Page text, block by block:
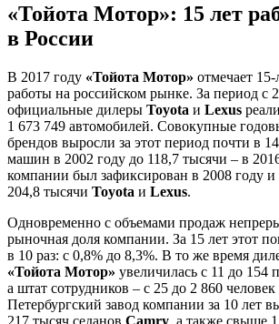
«Тойота Мотор»: 15 лет
в России
В 2017 году «Тойота Мотор» отмечает
работы на российском рынке. За период с
официальные дилеры Toyota и Lexus
1 673 749 автомобилей. Совокупные
брендов выросли за этот период почти в
машин в 2002 году до 118,7 тысячи – в
компании был зафиксирован в 2008 году и
204,8 тысячи Toyota и Lexus.
Одновременно с объемами продаж
рыночная доля компании. За 15 лет этот
в 10 раз: с 0,8% до 8,3%. В то же время
«Тойота Мотор» увеличилась с 11 до 154
а штат сотрудников – с 25 до 2 860 человек
Петербургский завод компании за 10 лет
217 тысяч седанов Camry, а также свыше